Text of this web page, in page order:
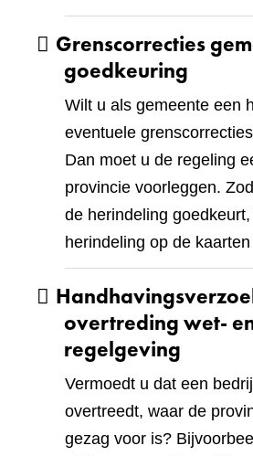
Grenscorrecties
goedkeuring
Wilt u als gemeente een
eventuele
Dan moet u de regeling
provincie voorleggen.
de herindeling
herindeling op de
overtreding wet-
regelgeving
Vermoedt u dat een
overtreedt, waar de
gezag voor is?